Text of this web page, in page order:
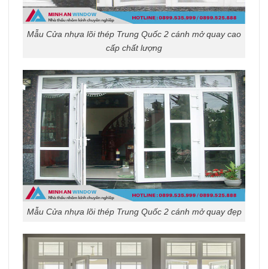
Mẫu Cửa nhựa lõi thép Trung Quốc 2 cánh mở quay cao
cấp chất lượng
Mẫu Cửa nhựa lõi thép Trung Quốc 2 cánh mở quay đẹp